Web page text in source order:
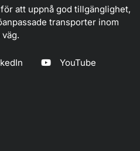
att uppnå god tillgänglighet,
transporter inom
YouTube